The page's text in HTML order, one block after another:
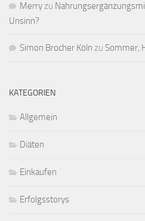
Merryzu
Unsinn?
Simon Brocher Köln zu Sommer,
KATEGORIEN
Allgemein
Diäten
Einkaufen
Erfolgsstorys